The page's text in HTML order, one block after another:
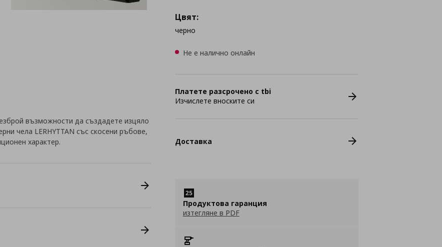
Цвят:
черно
Не е налично онлайн
Платете разсрочено с tbi
Изчислете вноските си
Доставка
Продуктова гаранция
изтегляне в PDF
възможности да създадете изцяло
чела LERHYTTAN със скосени ръбове,
характер.